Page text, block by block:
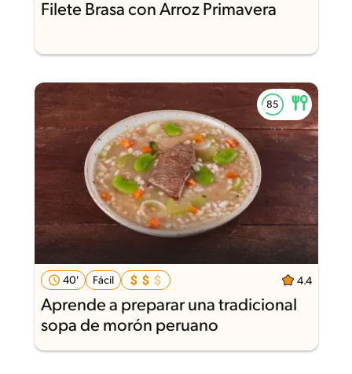
Filete Brasa con Arroz Primavera
40' Fácil 4.4
Aprende a preparar una tradicional
sopa de morón peruano